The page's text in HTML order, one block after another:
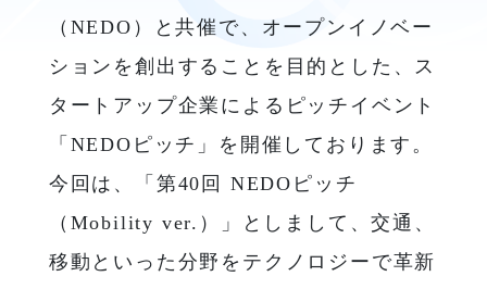
（NEDO）と共催で、オープンイノベー
ションを創出することを目的とした、ス
タートアップ企業によるピッチイベント
「NEDOピッチ」を開催しております。
今回は、「第40回 NEDOピッチ
（Mobility ver.）」としまして、交通、
移動といった分野をテクノロジーで革新